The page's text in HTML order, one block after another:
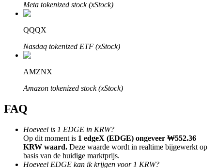
Bitrue Affiliates
Tot 65% commissies!
Meta tokenized stock (xStock)
QQQX
Nasdaq tokenized ETF (xStock)
AMZNX
Amazon tokenized stock (xStock)
FAQ
Hoeveel is 1 EDGE in KRW?
Op dit moment is 1 edgeX (EDGE) ongeveer ₩552.36
KRW waard. Deze waarde wordt in realtime bijgewerkt op
basis van de huidige marktprijs.
Hoeveel EDGE kan ik krijgen voor 1 KRW?